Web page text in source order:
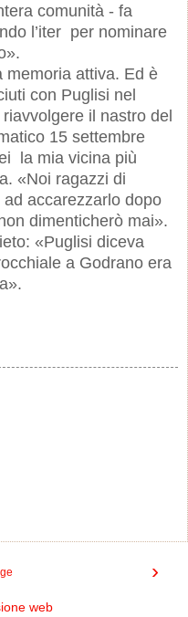
comunità - fa
l’iter per nominare
memoria attiva. Ed è
con Puglisi nel
il nastro del
15 settembre
la mia vicina più
«Noi ragazzi di
accarezzarlo dopo
dimenticherò mai».
«Puglisi diceva
a Godrano era
›
web